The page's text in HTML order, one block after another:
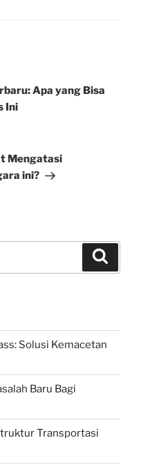
Apa yang Bisa
Ini
Mengatasi
ini?
Solusi Kemacetan
Baru Bagi
Transportasi